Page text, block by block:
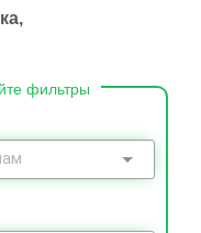
фильтры